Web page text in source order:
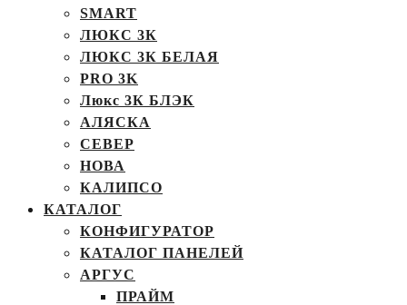
SMART
ЛЮКС 3К
ЛЮКС 3К БЕЛАЯ
PRO 3K
Люкс 3К БЛЭК
АЛЯСКА
СЕВЕР
НОВА
КАЛИПСО
КАТАЛОГ
КОНФИГУРАТОР
КАТАЛОГ ПАНЕЛЕЙ
АРГУС
ПРАЙМ